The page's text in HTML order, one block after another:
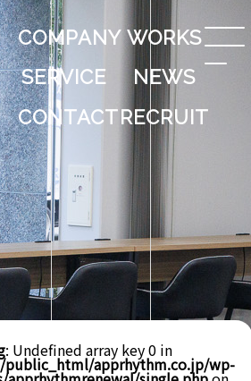
COMPANY WORKS
SERVICE
NEWS
CONTACTRECRUIT
: Undefined array key 0 in
public_html/apprhythm.co.jp/wp-